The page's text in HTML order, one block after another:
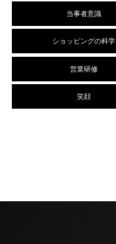
当事者意識
ショッピングの科学
営業研修
笑顔